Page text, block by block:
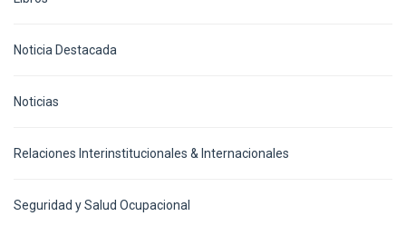
Noticia Destacada
Noticias
Relaciones Interinstitucionales & Internacionales
Seguridad y Salud Ocupacional